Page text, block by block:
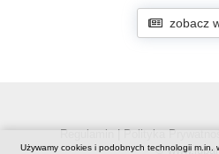
Używamy cookies i podobnych technologii m.in.
zobacz
Regulamin | Polityka
©